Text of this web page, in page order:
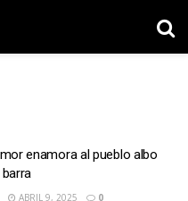
enamora al pueblo albo
ABRIL 9, 2025 0